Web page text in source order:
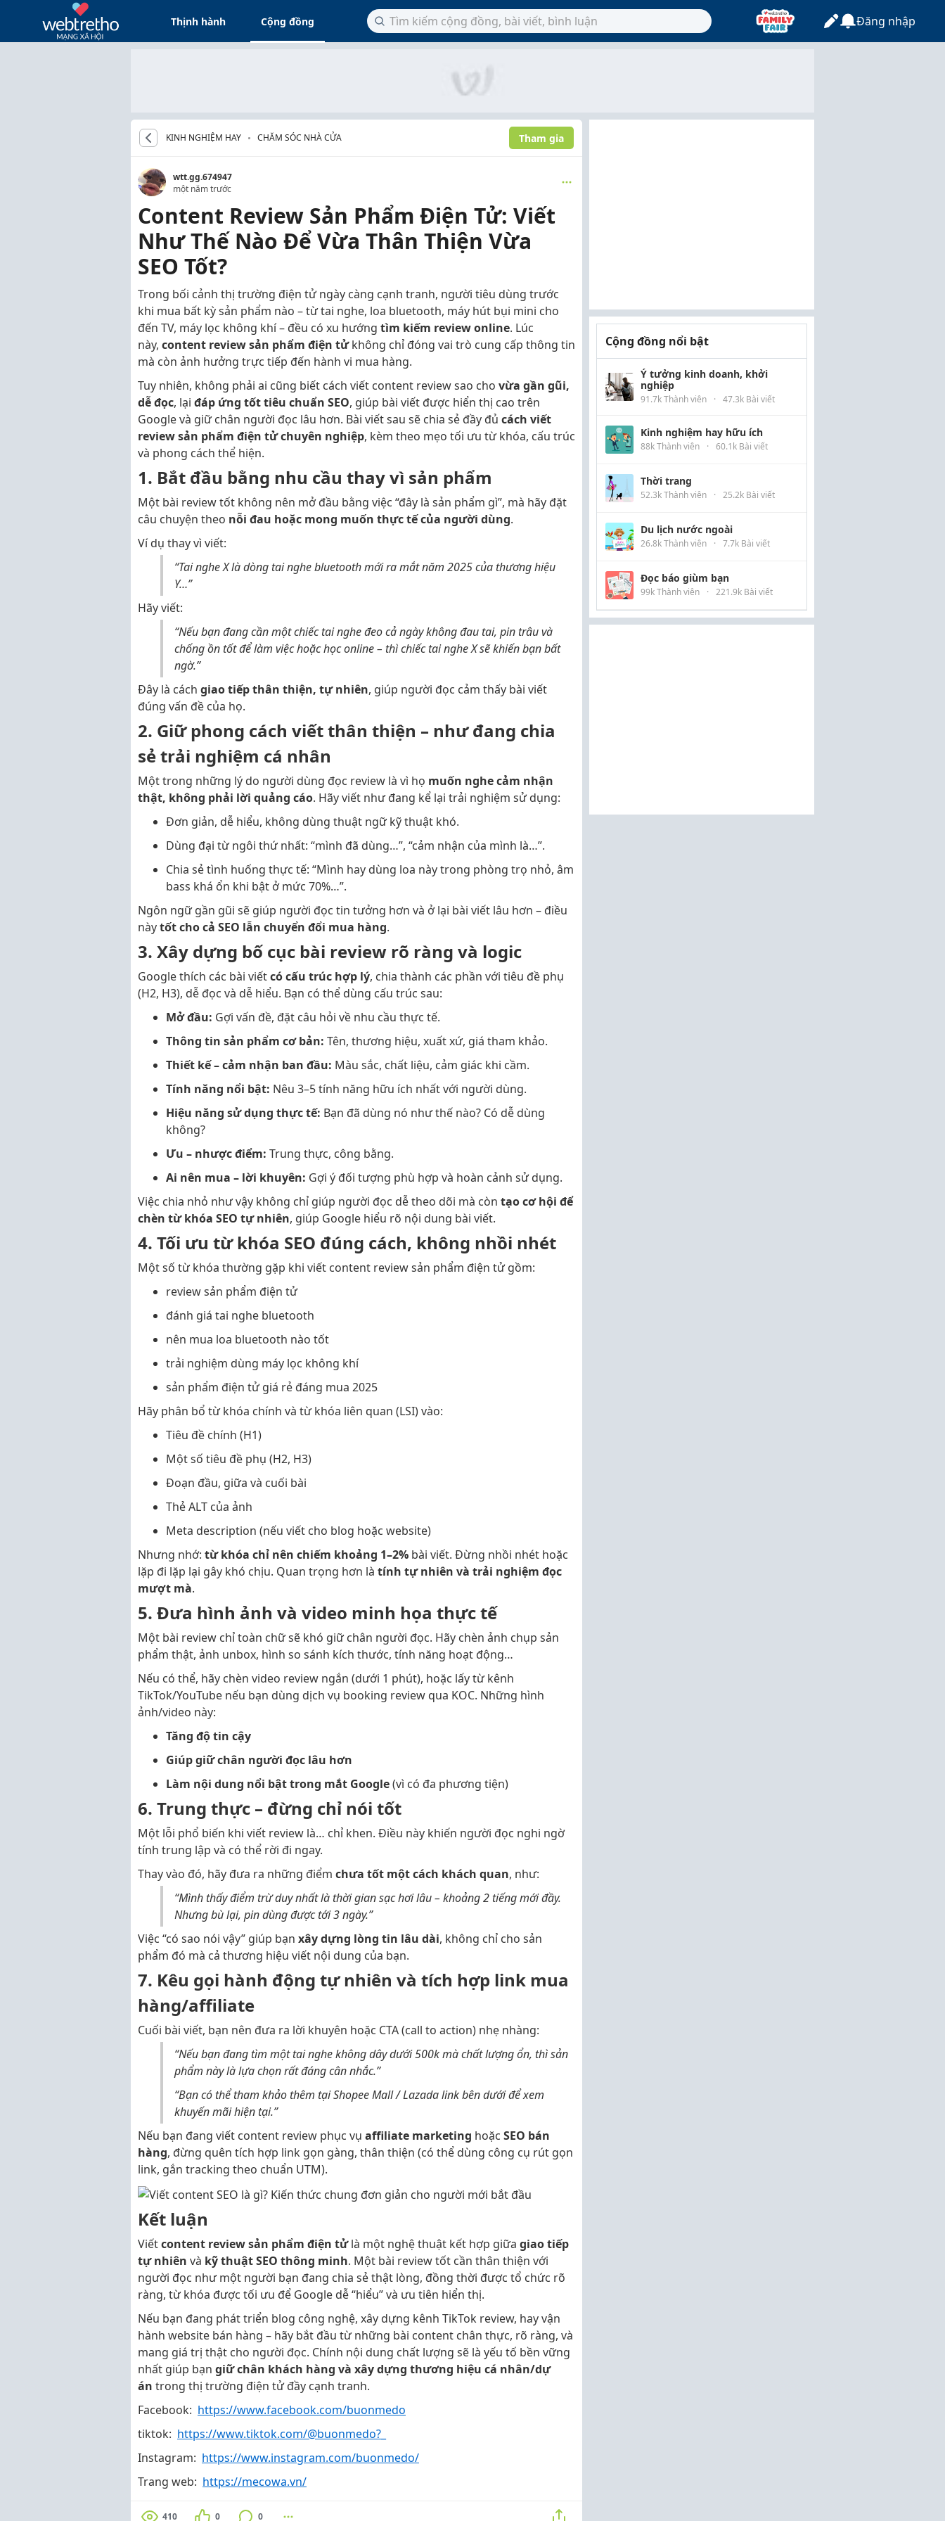
Thịnh hành Cộng đồng Đăng nhập
KINH NGHIỆM HAY CHĂM SÓC NHÀ CỬA Tham gia
wtt.gg.674947
một năm trước
Content Review Sản Phẩm Điện Tử: Viết
Như Thế Nào Để Vừa Thân Thiện Vừa
SEO Tốt?
Trong bối cảnh thị trường điện tử ngày càng cạnh tranh, người tiêu dùng trước
khi mua bất kỳ sản phẩm nào – từ tai nghe, loa bluetooth, máy hút bụi mini cho
đến TV, máy lọc không khí – đều có xu hướng tìm kiếm review online. Lúc
này, content review sản phẩm điện tửkhông chỉ đóng vai trò cung cấp thông tin
mà còn ảnh hưởng trực tiếp đến hành vi mua hàng.
Tuy nhiên, không phải ai cũng biết cách viết content review sao cho vừa gần gũi,
dễ đọc, lại đáp ứng tốt tiêu chuẩn SEO, giúp bài viết được hiển thị cao trên
Google và giữ chân người đọc lâu hơn. Bài viết sau sẽ chia sẻ đầy đủ cách viết
review sản phẩm điện tử chuyên nghiệp, kèm theo mẹo tối ưu từ khóa, cấu trúc
và phong cách thể hiện.
1. Bắt đầu bằng nhu cầu thay vì sản phẩm
Một bài review tốt không nên mở đầu bằng việc “đây là sản phẩm gì”, mà hãy đặt
câu chuyện theo nỗi đau hoặc mong muốn thực tế của người dùng.
Ví dụ thay vì viết:
“Tai nghe X là dòng tai nghe bluetooth mới ra mắt năm 2025 của thương hiệu
Y…”
Hãy viết:
“Nếu bạn đang cần một chiếc tai nghe đeo cả ngày không đau tai, pin trâu và
chống ồn tốt để làm việc hoặc học online – thì chiếc tai nghe X sẽ khiến bạn bất
ngờ.”
Đây là cách giao tiếp thân thiện, tự nhiên, giúp người đọc cảm thấy bài viết
đúng vấn đề của họ.
2. Giữ phong cách viết thân thiện – như đang chia
sẻ trải nghiệm cá nhân
Một trong những lý do người dùng đọc review là vì họ muốn nghe cảm nhận
thật, không phải lời quảng cáo. Hãy viết như đang kể lại trải nghiệm sử dụng:
Đơn giản, dễ hiểu, không dùng thuật ngữ kỹ thuật khó.
Dùng đại từ ngôi thứ nhất: “mình đã dùng…”, “cảm nhận của mình là…”.
Chia sẻ tình huống thực tế: “Mình hay dùng loa này trong phòng trọ nhỏ, âm
bass khá ổn khi bật ở mức 70%…”.
Ngôn ngữ gần gũi sẽ giúp người đọc tin tưởng hơn và ở lại bài viết lâu hơn – điều
nàytốt cho cả SEO lẫn chuyển đổi mua hàng.
3. Xây dựng bố cục bài review rõ ràng và logic
Google thích các bài viếtcó cấu trúc hợp lý, chia thành các phần với tiêu đề phụ
(H2, H3), dễ đọc và dễ hiểu. Bạn có thể dùng cấu trúc sau:
Mở đầu: Gợi vấn đề, đặt câu hỏi về nhu cầu thực tế.
Thông tin sản phẩm cơ bản: Tên, thương hiệu, xuất xứ, giá tham khảo.
Thiết kế – cảm nhận ban đầu: Màu sắc, chất liệu, cảm giác khi cầm.
Tính năng nổi bật: Nêu 3–5 tính năng hữu ích nhất với người dùng.
Hiệu năng sử dụng thực tế: Bạn đã dùng nó như thế nào? Có dễ dùng
không?
Ưu – nhược điểm: Trung thực, công bằng.
Ai nên mua – lời khuyên: Gợi ý đối tượng phù hợp và hoàn cảnh sử dụng.
Việc chia nhỏ như vậy không chỉ giúp người đọc dễ theo dõi mà còn tạo cơ hội để
chèn từ khóa SEO tự nhiên, giúp Google hiểu rõ nội dung bài viết.
4. Tối ưu từ khóa SEO đúng cách, không nhồi nhét
Một số từ khóa thường gặp khi viết content review sản phẩm điện tử gồm:
review sản phẩm điện tử
đánh giá tai nghe bluetooth
nên mua loa bluetooth nào tốt
trải nghiệm dùng máy lọc không khí
sản phẩm điện tử giá rẻ đáng mua 2025
Hãy phân bổ từ khóa chính và từ khóa liên quan (LSI) vào:
Tiêu đề chính (H1)
Một số tiêu đề phụ (H2, H3)
Đoạn đầu, giữa và cuối bài
Thẻ ALT của ảnh
Meta description (nếu viết cho blog hoặc website)
Nhưng nhớ: từ khóa chỉ nên chiếm khoảng 1–2% bài viết. Đừng nhồi nhét hoặc
lặp đi lặp lại gây khó chịu. Quan trọng hơn là tính tự nhiên và trải nghiệm đọc
mượt mà.
5. Đưa hình ảnh và video minh họa thực tế
Một bài review chỉ toàn chữ sẽ khó giữ chân người đọc. Hãy chèn ảnh chụp sản
phẩm thật, ảnh unbox, hình so sánh kích thước, tính năng hoạt động…
Nếu có thể, hãy chèn video review ngắn (dưới 1 phút), hoặc lấy từ kênh
TikTok/YouTube nếu bạn dùng dịch vụ booking review qua KOC. Những hình
ảnh/video này:
Tăng độ tin cậy
Giúp giữ chân người đọc lâu hơn
Làm nội dung nổi bật trong mắt Google(vì có đa phương tiện)
6. Trung thực – đừng chỉ nói tốt
Một lỗi phổ biến khi viết review là… chỉ khen. Điều này khiến người đọc nghi ngờ
tính trung lập và có thể rời đi ngay.
Thay vào đó, hãy đưa ra những điểm chưa tốt một cách khách quan, như:
“Mình thấy điểm trừ duy nhất là thời gian sạc hơi lâu – khoảng 2 tiếng mới đầy.
Nhưng bù lại, pin dùng được tới 3 ngày.”
Việc “có sao nói vậy” giúp bạn xây dựng lòng tin lâu dài, không chỉ cho sản
phẩm đó mà cả thương hiệu viết nội dung của bạn.
7. Kêu gọi hành động tự nhiên và tích hợp link mua
hàng/affiliate
Cuối bài viết, bạn nên đưa ra lời khuyên hoặc CTA (call to action) nhẹ nhàng:
“Nếu bạn đang tìm một tai nghe không dây dưới 500k mà chất lượng ổn, thì sản
phẩm này là lựa chọn rất đáng cân nhắc.”
“Bạn có thể tham khảo thêm tại Shopee Mall / Lazada link bên dưới để xem
khuyến mãi hiện tại.”
Nếu bạn đang viết content review phục vụ affiliate marketing hoặc SEO bán
hàng, đừng quên tích hợp link gọn gàng, thân thiện (có thể dùng công cụ rút gọn
link, gắn tracking theo chuẩn UTM).
Kết luận
Viếtcontent review sản phẩm điện tửlà một nghệ thuật kết hợp giữa giao tiếp
tự nhiên và kỹ thuật SEO thông minh. Một bài review tốt cần thân thiện với
người đọc như một người bạn đang chia sẻ thật lòng, đồng thời được tổ chức rõ
ràng, từ khóa được tối ưu để Google dễ “hiểu” và ưu tiên hiển thị.
Nếu bạn đang phát triển blog công nghệ, xây dựng kênh TikTok review, hay vận
hành website bán hàng – hãy bắt đầu từ những bài content chân thực, rõ ràng, và
mang giá trị thật cho người đọc. Chính nội dung chất lượng sẽ là yếu tố bền vững
nhất giúp bạn giữ chân khách hàng và xây dựng thương hiệu cá nhân/dự
án trong thị trường điện tử đầy cạnh tranh.
Facebook: https://www.facebook.com/buonmedo
tiktok: https://www.tiktok.com/@buonmedo?_
Instagram: https://www.instagram.com/buonmedo/
Trang web: https://mecowa.vn/
410 0 0
Cộng đồng nổi bật
Ý tưởng kinh doanh, khởi
nghiệp
91.7k Thành viên · 47.3k Bài viết
Kinh nghiệm hay hữu ích
88k Thành viên · 60.1k Bài viết
Thời trang
52.3k Thành viên · 25.2k Bài viết
Du lịch nước ngoài
26.8k Thành viên · 7.7k Bài viết
Đọc báo giùm bạn
99k Thành viên · 221.9k Bài viết